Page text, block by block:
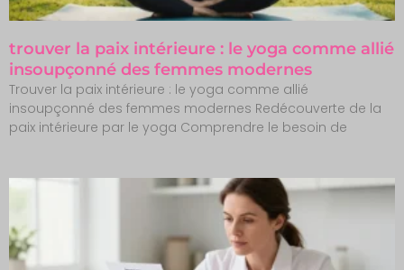
trouver la paix intérieure : le yoga comme allié
insoupçonné des femmes modernes
Trouver la paix intérieure : le yoga comme allié
insoupçonné des femmes modernes Redécouverte de la
paix intérieure par le yoga Comprendre le besoin de